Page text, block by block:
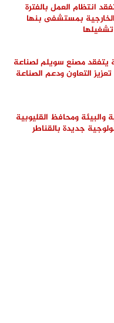
انتظام العمل بالفترة
الخارجية بمستشفى بنها
يتفقد مصنع سويلم لصناعة
التعاون ودعم الصناعة
والبيئة ومحافظ القليوبية
تكنولوجية جديدة بالقناطر